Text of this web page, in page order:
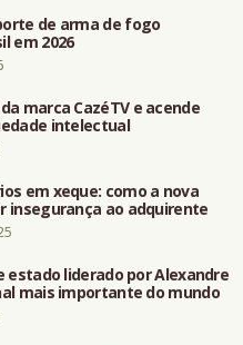
de arma de fogo
em 2026
marca CazéTV e acende
intelectual
em xeque: como a nova
insegurança ao adquirente
estado liderado por Alexandre
mais importante do mundo